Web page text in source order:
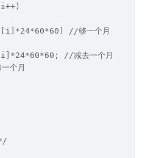
//够一个月
//减去一个月
个月